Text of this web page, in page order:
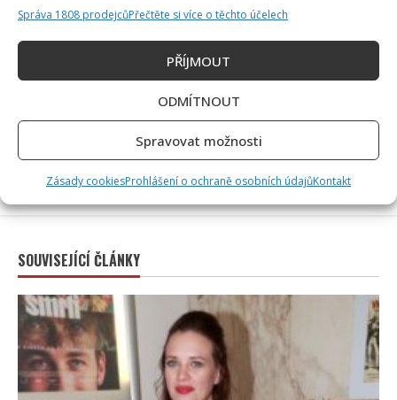
Správa 1808 prodejcůPřečtěte si více o těchto účelech
PŘÍJMOUT
ODMÍTNOUT
Spravovat možnosti
Zásady cookiesProhlášení o ochraně osobních údajůKontakt
Webová stránka
Uložit do prohlížeče jméno, e-mail a webovou
stránku pro budoucí komentáře.
SOUVISEJÍCÍ ČLÁNKY